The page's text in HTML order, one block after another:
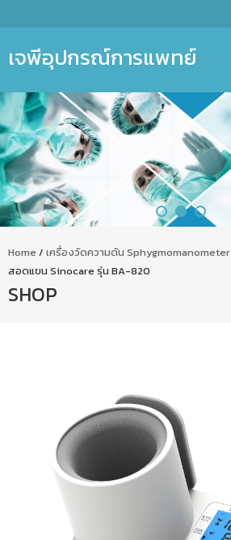
เจพีอุปกรณ์การแพทย์
Home / เครื่องวัดความดัน Sphygmomanometer
สอดแขน Sinocare รุ่น BA-820
SHOP